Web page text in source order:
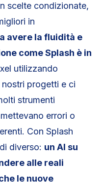
scelte condizionate,
in
avere la fluidità e
come Splash è in
utilizzando
nostri progetti e ci
strumenti
errori o
Con Splash
diverso: un AI su
alle reali
le nuove